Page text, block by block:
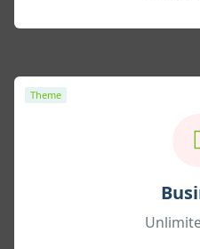
Theme